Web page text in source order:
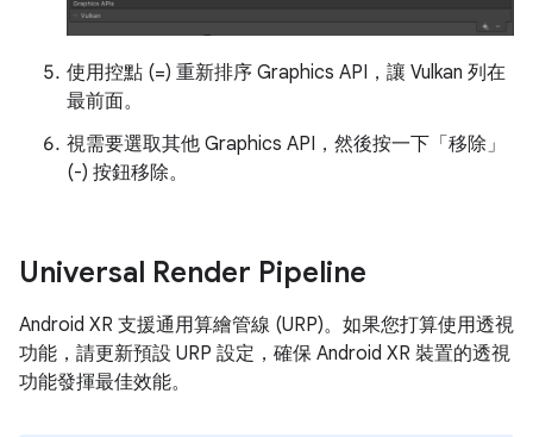
使用控點 (=) 重新排序 Graphics API，讓 Vulkan 列在
最前面。
視需要選取其他 Graphics API，然後按一下「移除」
(-) 按鈕移除。
Universal Render Pipeline
Android XR 支援通用算繪管線 (URP)。如果您打算使用透視
功能，請更新預設 URP 設定，確保 Android XR 裝置的透視
功能發揮最佳效能。